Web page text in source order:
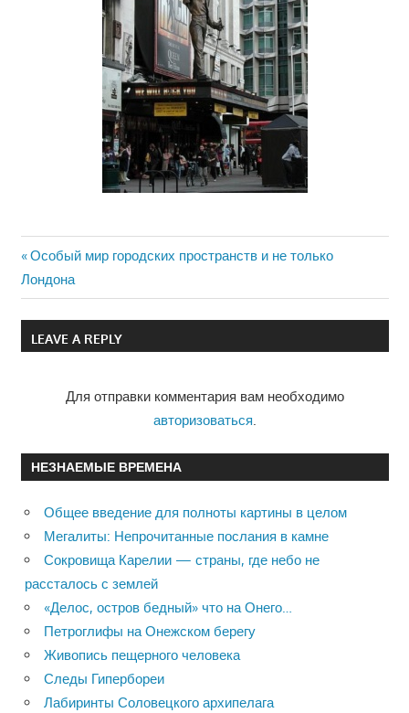
Навигация
по
записям
Previous
Post:
Особый мир городских пространств и не только
Лондона
LEAVE A REPLY
Для отправки комментария вам необходимо
авторизоваться.
НЕЗНАЕМЫЕ ВРЕМЕНА
Общее введение для полноты картины в целом
Мегалиты: Непрочитанные послания в камне
Сокровища Карелии — страны, где небо не
рассталось с землей
«Делос, остров бедный» что на Онего…
Петроглифы на Онежском берегу
Живопись пещерного человека
Следы Гипербореи
Лабиринты Соловецкого архипелага